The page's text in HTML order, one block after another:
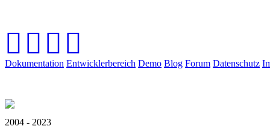
Dokumentation Entwicklerbereich Demo Blog Forum Datenschutz
2004 - 2023